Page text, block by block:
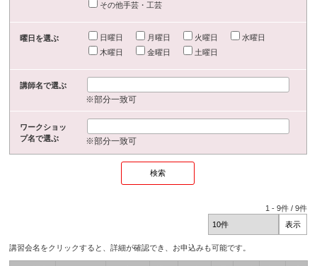
その他手芸・工芸
曜日を選ぶ 日曜日 月曜日 火曜日
水曜日
木曜日
金曜日 土曜日
講師名で選ぶ
※部分一致可
ワークショッ
プ名で選ぶ
※部分一致可
1 -9件 /9件
講習会名をクリックすると、詳細が確認でき、お申込みも可能です。